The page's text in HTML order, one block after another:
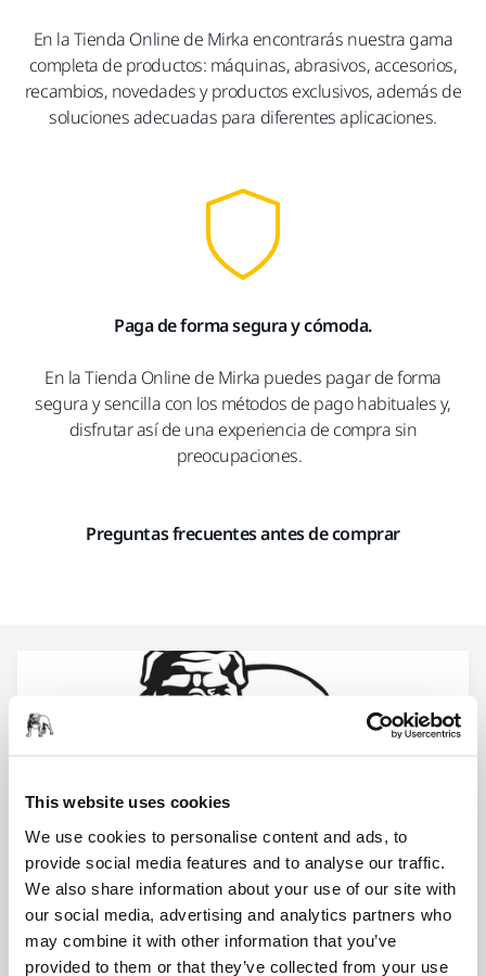
This website uses cookies
We use cookies to personalise content and ads, to
provide social media features and to analyse our traffic.
We also share information about your use of our site with
our social media, advertising and analytics partners who
may combine it with other information that you’ve
provided to them or that they’ve collected from your use
En la Tienda Online de Mirka encontrarás nuestra gama
completa de productos: máquinas, abrasivos, accesorios,
recambios, novedades y productos exclusivos, además de
soluciones adecuadas para diferentes aplicaciones.
Paga de forma segura y cómoda.
En la Tienda Online de Mirka puedes pagar de forma
segura y sencilla con los métodos de pago habituales y,
disfrutar así de una experiencia de compra sin
preocupaciones.
Preguntas frecuentes antes de comprar
¿La entrega es gratuita?